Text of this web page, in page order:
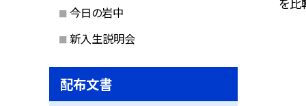
今日の岩中
新入生説明会
配布文書